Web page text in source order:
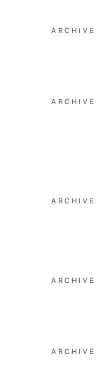
ARCHIVE
ARCHIVE
ARCHIVE
ARCHIVE
ARCHIVE